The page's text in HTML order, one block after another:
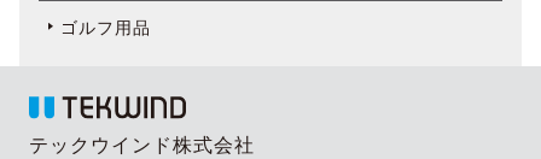
ゴルフ用品
テックウインド株式会社